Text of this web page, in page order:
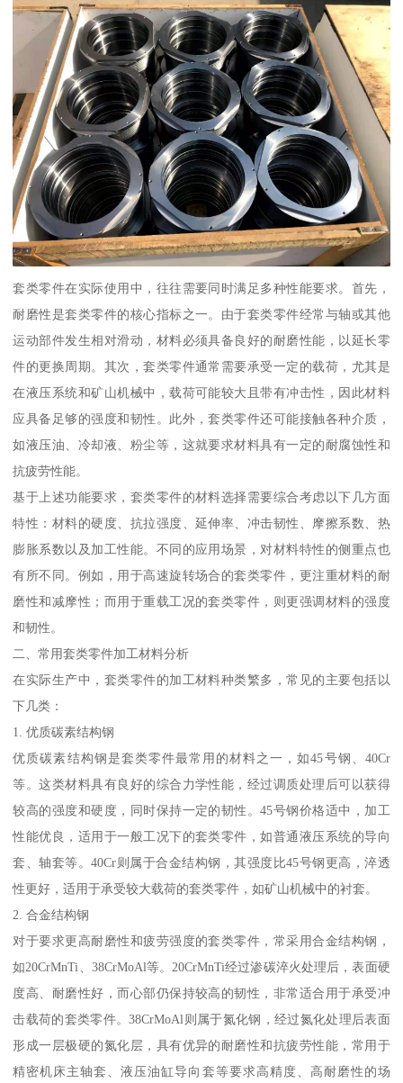
套类零件在实际使用中，往往需要同时满足多种性能要求。首先，
耐磨性是套类零件的核心指标之一。由于套类零件经常与轴或其他
运动部件发生相对滑动，材料必须具备良好的耐磨性能，以延长零
件的更换周期。其次，套类零件通常需要承受一定的载荷，尤其是
在液压系统和矿山机械中，载荷可能较大且带有冲击性，因此材料
应具备足够的强度和韧性。此外，套类零件还可能接触各种介质，
如液压油、冷却液、粉尘等，这就要求材料具有一定的耐腐蚀性和
抗疲劳性能。
基于上述功能要求，套类零件的材料选择需要综合考虑以下几方面
特性：材料的硬度、抗拉强度、延伸率、冲击韧性、摩擦系数、热
膨胀系数以及加工性能。不同的应用场景，对材料特性的侧重点也
有所不同。例如，用于高速旋转场合的套类零件，更注重材料的耐
磨性和减摩性；而用于重载工况的套类零件，则更强调材料的强度
和韧性。
二、常用套类零件加工材料分析
在实际生产中，套类零件的加工材料种类繁多，常见的主要包括以
下几类：
1. 优质碳素结构钢
优质碳素结构钢是套类零件最常用的材料之一，如45号钢、40Cr
等。这类材料具有良好的综合力学性能，经过调质处理后可以获得
较高的强度和硬度，同时保持一定的韧性。45号钢价格适中，加工
性能优良，适用于一般工况下的套类零件，如普通液压系统的导向
套、轴套等。40Cr则属于合金结构钢，其强度比45号钢更高，淬透
性更好，适用于承受较大载荷的套类零件，如矿山机械中的衬套。
2. 合金结构钢
对于要求更高耐磨性和疲劳强度的套类零件，常采用合金结构钢，
如20CrMnTi、38CrMoAl等。20CrMnTi经过渗碳淬火处理后，表面硬
度高、耐磨性好，而心部仍保持较高的韧性，非常适合用于承受冲
击载荷的套类零件。38CrMoAl则属于氮化钢，经过氮化处理后表面
形成一层极硬的氮化层，具有优异的耐磨性和抗疲劳性能，常用于
精密机床主轴套、液压油缸导向套等要求高精度、高耐磨性的场